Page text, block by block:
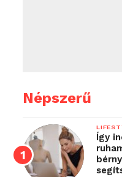
Népszerű
Így